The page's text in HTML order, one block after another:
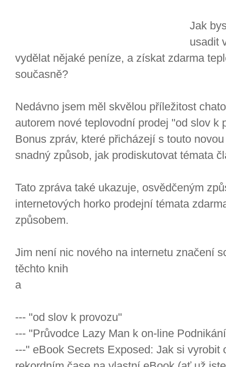
Jak
usadit
vydělat nějaké peníze, a získat zdarma
současně?
Nedávno jsem měl skvělou příležitost
autorem nové teplovodní prodej "od slov k
Bonus zpráv, které přicházejí s touto
snadný způsob, jak prodiskutovat témata
Tato zpráva také ukazuje, osvědčeným
internetových horko prodejní témata
způsobem.
Jim není nic nového na internetu značení
těchto knih
a
--- "od slov k provozu"
--- "Průvodce Lazy Man k on-line
---" eBook Secrets Exposed: Jak si vyrobit